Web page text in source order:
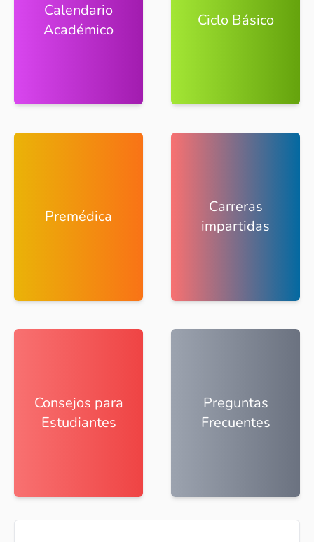
Calendario
Académico
Ciclo Básico
Premédica
Carreras
impartidas
Consejos para
Estudiantes
Preguntas
Frecuentes